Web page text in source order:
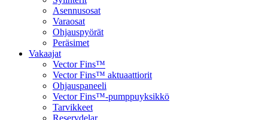
Asennusosat
Varaosat
Ohjauspyörät
Peräsimet
Vakaajat
Vector Fins™
Vector Fins™ aktuaattiorit
Ohjauspaneeli
Vector Fins™-pumppuyksikkö
Tarvikkeet
Reservdelar